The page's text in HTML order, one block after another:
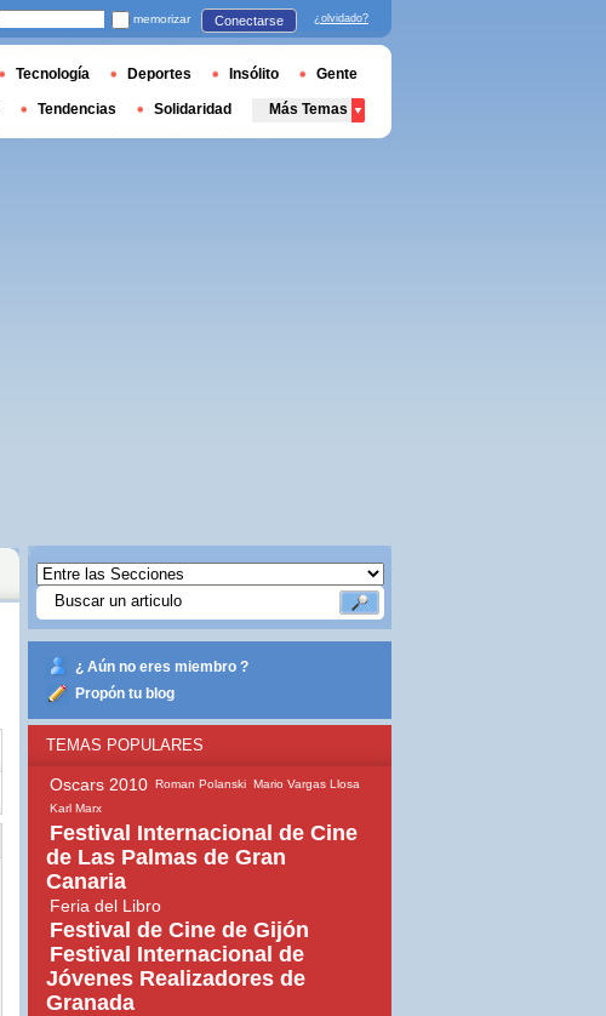
¿ Aún no eres miembro ?
Propón tu blog
TEMAS POPULARES
Oscars 2010 Roman Polanski Mario Vargas Llosa
Karl Marx
Festival Internacional de Cine
de Las Palmas de Gran
Canaria
Feria del Libro
Festival de Cine de Gijón
Festival Internacional de
Jóvenes Realizadores de
Granada
memorizar Conectarse ¿olvidado?
Tecnología Deportes Insólito Gente
Tendencias Solidaridad Más Temas